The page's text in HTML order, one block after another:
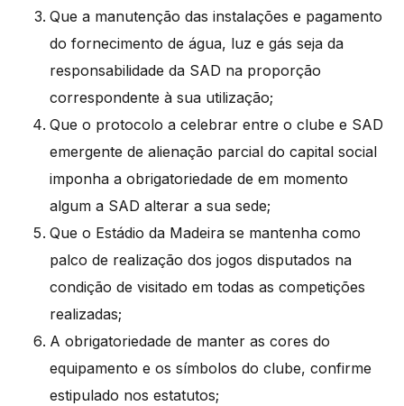
Que a manutenção das instalações e pagamento
do fornecimento de água, luz e gás seja da
responsabilidade da SAD na proporção
correspondente à sua utilização;
Que o protocolo a celebrar entre o clube e SAD
emergente de alienação parcial do capital social
imponha a obrigatoriedade de em momento
algum a SAD alterar a sua sede;
Que o Estádio da Madeira se mantenha como
palco de realização dos jogos disputados na
condição de visitado em todas as competições
realizadas;
A obrigatoriedade de manter as cores do
equipamento e os símbolos do clube, confirme
estipulado nos estatutos;